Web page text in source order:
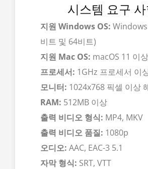
시스템 요구
지원 Windows OS:
비트 및 64비트)
지원 Mac OS: macOS 11 이상
프로세서: 1GHz 프로세서 이
모니터: 1024x768 픽셀 이상
RAM: 512MB 이상
출력 비디오 형식: MP4, MKV
출력 비디오 품질: 1080p
오디오: AAC, EAC-3 5.1
자막 형식: SRT, VTT